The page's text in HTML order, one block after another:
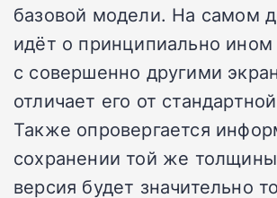
базовой модели. На самом
идёт о принципиально ином
с совершенно другими
отличает его от
Также опровергается
сохранении той же
версия будет значительно